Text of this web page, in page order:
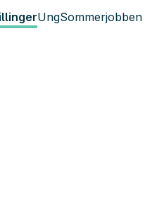
UngSommerjobben